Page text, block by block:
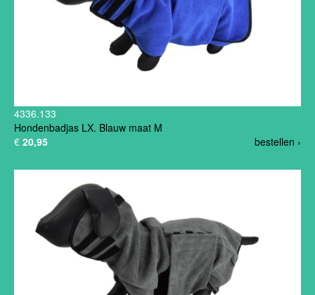
4336.133
Hondenbadjas LX. Blauw maat M
bestellen ›
€ 20,95